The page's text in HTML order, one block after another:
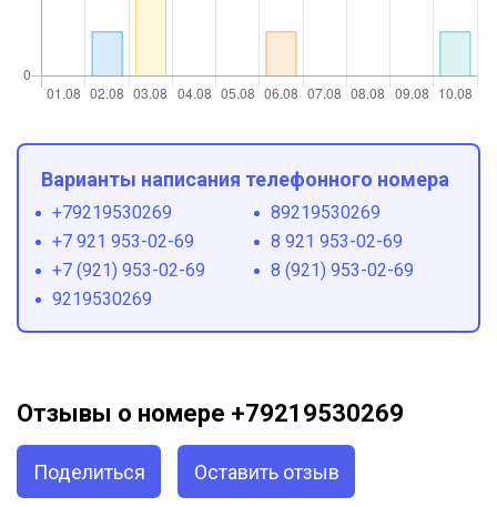
Варианты написания телефонного номера
+79219530269
89219530269
+7 921 953-02-69
8 921 953-02-69
+7 (921) 953-02-69
8 (921) 953-02-69
9219530269
Отзывы о номере +79219530269
Поделиться Оставить отзыв